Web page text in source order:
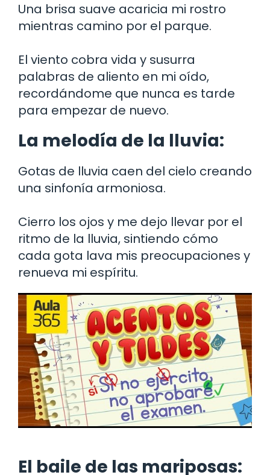
Una brisa suave acaricia mi rostro
mientras camino por el parque.
El viento cobra vida y susurra
palabras de aliento en mi oído,
recordándome que nunca es tarde
para empezar de nuevo.
La melodía de la lluvia:
Gotas de lluvia caen del cielo creando
una sinfonía armoniosa.
Cierro los ojos y me dejo llevar por el
ritmo de la lluvia, sintiendo cómo
cada gota lava mis preocupaciones y
renueva mi espíritu.
El baile de las mariposas: